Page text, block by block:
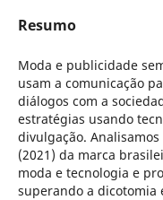
Resumo
Moda e publicidade
usam a comunicação
diálogos com a
estratégias usando
divulgação.
(2021) da marca
moda e tecnologia e
superando a dicotomia